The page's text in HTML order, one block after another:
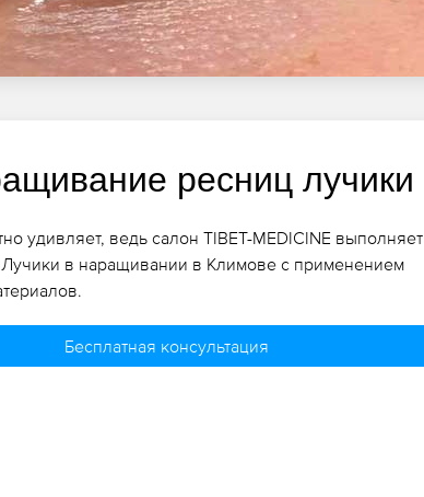
ресниц лучики
удивляет, ведь салон TIBET-MEDICINE выполняет
в наращивании в Климове с применением
Бесплатная консультация